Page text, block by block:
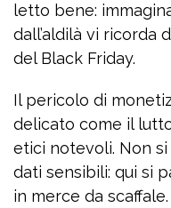
letto bene:
dall’aldilà vi ricorda
del Black Friday.
Il pericolo di
delicato come il
etici notevoli. Non
dati sensibili: qui si
in merce da scaffale.